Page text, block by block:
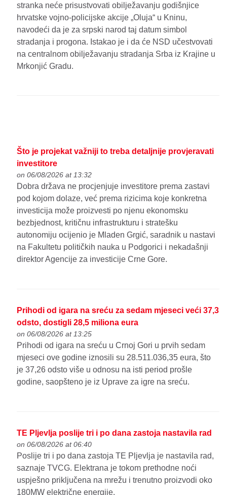
stranka neće prisustvovati obilježavanju godišnjice
hrvatske vojno-policijske akcije „Oluja“ u Kninu,
navodeći da je za srpski narod taj datum simbol
stradanja i progona. Istakao je i da će NSD učestvovati
na centralnom obilježavanju stradanja Srba iz Krajine u
Mrkonjić Gradu.
Što je projekat važniji to treba detaljnije provjeravati
investitore
on 06/08/2026 at 13:32
Dobra država ne procjenjuje investitore prema zastavi
pod kojom dolaze, već prema rizicima koje konkretna
investicija može proizvesti po njenu ekonomsku
bezbjednost, kritičnu infrastrukturu i stratešku
autonomiju ocijenio je Mladen Grgić, saradnik u nastavi
na Fakultetu političkih nauka u Podgorici i nekadašnji
direktor Agencije za investicije Crne Gore.
Prihodi od igara na sreću za sedam mjeseci veći 37,3
odsto, dostigli 28,5 miliona eura
on 06/08/2026 at 13:25
Prihodi od igara na sreću u Crnoj Gori u prvih sedam
mjeseci ove godine iznosili su 28.511.036,35 eura, što
je 37,26 odsto više u odnosu na isti period prošle
godine, saopšteno je iz Uprave za igre na sreću.
TE Pljevlja poslije tri i po dana zastoja nastavila rad
on 06/08/2026 at 06:40
Poslije tri i po dana zastoja TE Pljevlja je nastavila rad,
saznaje TVCG. Elektrana je tokom prethodne noći
uspješno priključena na mrežu i trenutno proizvodi oko
180MW električne energije.